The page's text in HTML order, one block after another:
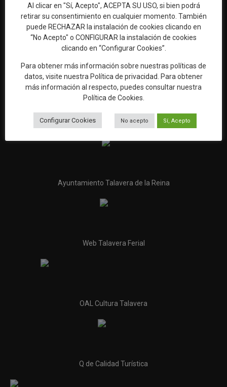
Web oficial de Turismo del Excmo. Ayuntamiento de Talavera de
la Reina
OFICINA DE TURISMO
Ronda del Cañillo, s/n
Email:oficinaturismo@talavera.org
Ayuntamiento Talavera de la Reina
Web Talavera Ferial
OAL Cultura Talavera
Q de Calidad Turística
Al clicar en "Sí, Acepto", ACEPTA SU USO, si bien podrá
retirar su consentimiento en cualquier momento. También
puede RECHAZAR la instalación de cookies clicando en
“No Acepto" o CONFIGURAR la instalación de cookies
clicando en “Configurar Cookies”.
Para obtener más información sobre nuestras políticas de
datos, visite nuestra Política de privacidad. Para obtener
más información al respecto, puedes consultar nuestra
Política de Cookies.
Configurar Cookies No acepto Sí, Acepto